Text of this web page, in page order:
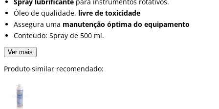
Spray lubrificante para instrumentos rotativos.
Óleo de qualidade, livre de toxicidade
Assegura uma manutenção óptima do equipamento
Conteúdo: Spray de 500 ml.
Ver mais
Produto similar recomendado: